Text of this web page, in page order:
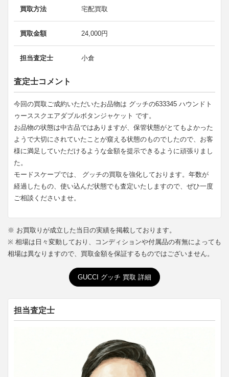
買取方法 宅配買取
買取金額 24,000円
担当査定士 小倉
査定士コメント
今回の買取ご成約いただいたお品物は グッチの633345 ハウンドト
ゥーススクエアダブルボタンジャケット です。
お品物の状態は中古品ではありますが、保管状態がとてもよかった
ようで大切にされていたことが窺える状態のものでしたので、お客
様に満足していただけるような金額を提示できるように頑張りまし
た。
モードスケープでは、 グッチの買取を強化しております。年数が
経過したもの、使い込んだ状態でも査定いたしますので、ぜひ一度
ご相談くださいませ。
※ お買取りが成立した当日の実績を掲載しております。
※ 相場は日々変動しており、コンディションや付属品の有無によっても
相場は異なりますので、買取金額を保証するものではございません。
GUCCI グッチ 買取 詳細
担当査定士